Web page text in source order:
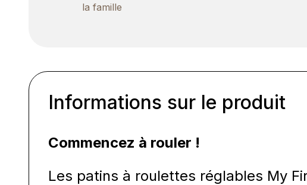
la famille
Informations sur le produit
Commencez à rouler !
Les patins à roulettes réglables My